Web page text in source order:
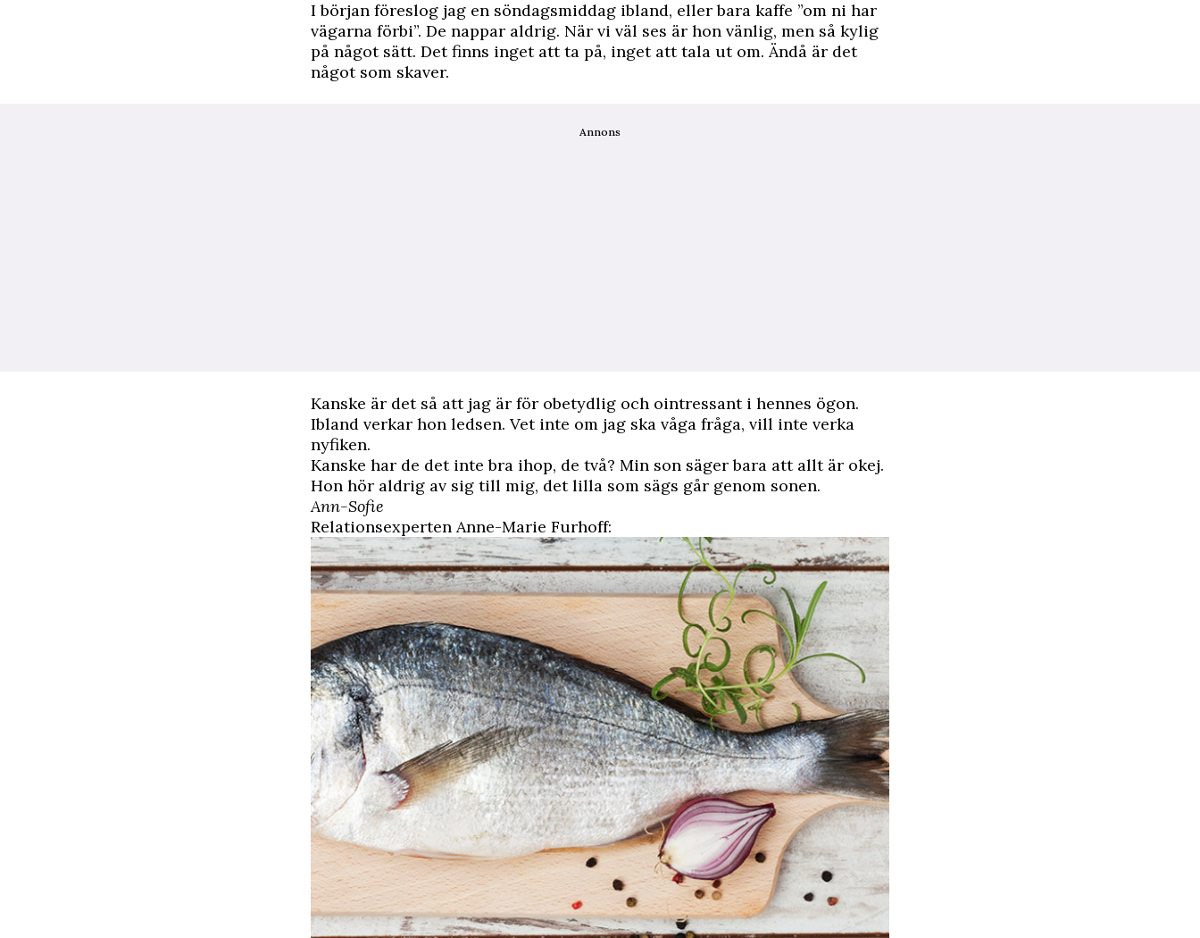
I början föreslog jag en söndagsmiddag ibland, eller bara kaffe ”om ni har
vägarna förbi”. De nappar aldrig. När vi väl ses är hon vänlig, men så kylig
på något sätt. Det finns inget att ta på, inget att tala ut om. Ändå är det
något som skaver.
Annons
Kanske är det så att jag är för obetydlig och ointressant i hennes ögon.
Ibland verkar hon ledsen. Vet inte om jag ska våga fråga, vill inte verka
nyfiken.
Kanske har de det inte bra ihop, de två? Min son säger bara att allt är okej.
Hon hör aldrig av sig till mig, det lilla som sägs går genom sonen.
Ann-Sofie
Relationsexperten Anne-Marie Furhoff: